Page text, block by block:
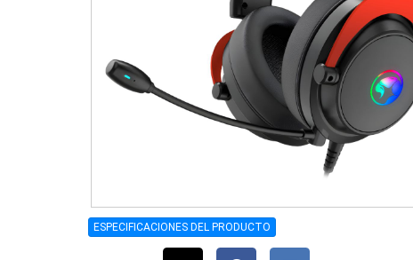
ESPECIFICACIONES DEL PRODUCTO